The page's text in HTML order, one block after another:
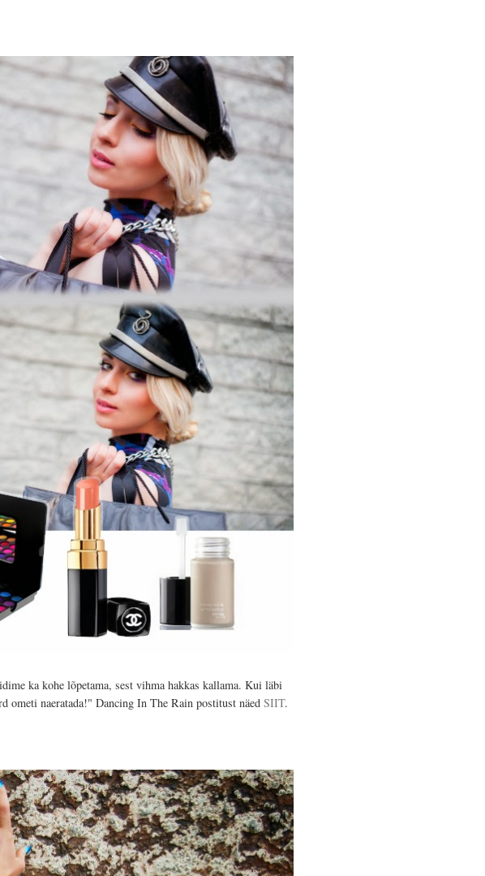
ka kohe lõpetama, sest vihma hakkas kallama. Kui läbi
ometi naeratada!" Dancing In The Rain postitust näed SIIT.